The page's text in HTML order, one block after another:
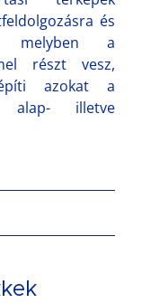
és
melyben a
részt vesz,
azokat a
alap- illetve